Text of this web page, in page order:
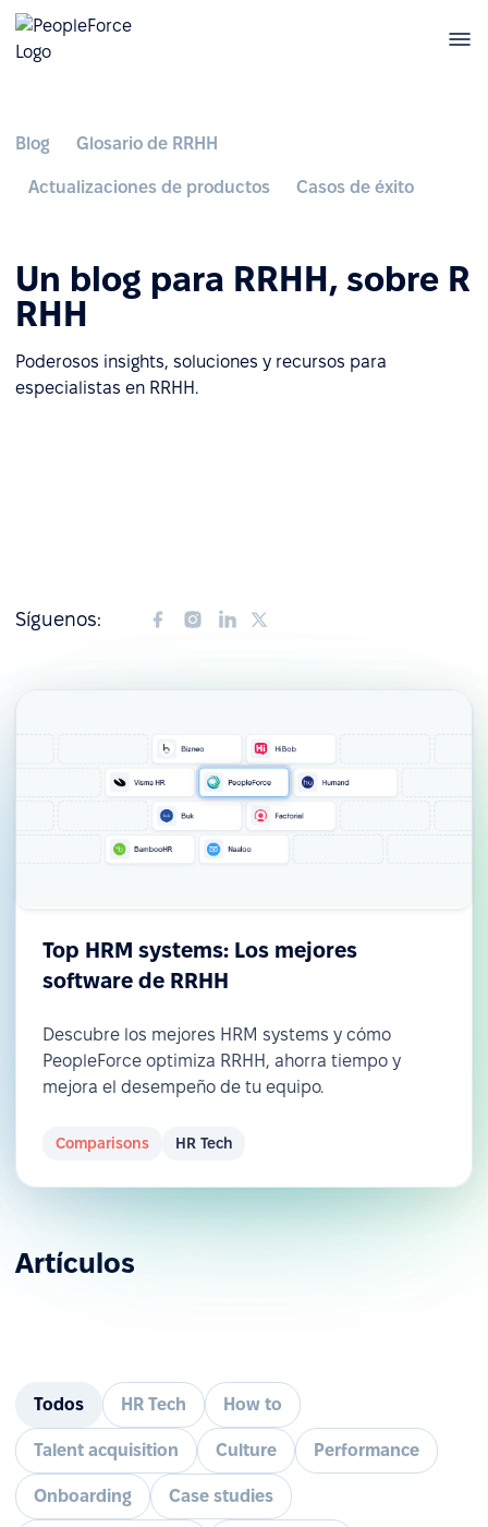
Blog Glosario de RRHH
Actualizaciones de productos Casos de éxito
Un blog para RRHH, sobre R
RHH
Poderosos insights, soluciones y recursos para
especialistas en RRHH.
Síguenos:
Top HRM systems: Los mejores
software de RRHH
Descubre los mejores HRM systems y cómo
PeopleForce optimiza RRHH, ahorra tiempo y
mejora el desempeño de tu equipo.
Comparisons HR Tech
Artículos
Todos HR Tech How to
Talent acquisition Culture Performance
Onboarding Case studies